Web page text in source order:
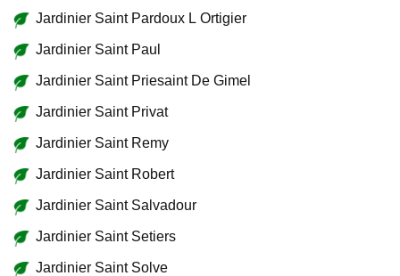
Jardinier Saint Pardoux L Ortigier
Jardinier Saint Paul
Jardinier Saint Priesaint De Gimel
Jardinier Saint Privat
Jardinier Saint Remy
Jardinier Saint Robert
Jardinier Saint Salvadour
Jardinier Saint Setiers
Jardinier Saint Solve